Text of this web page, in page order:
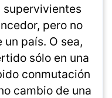
supervivientes
pero no
país. O sea,
sólo en una
conmutación
cambio de una